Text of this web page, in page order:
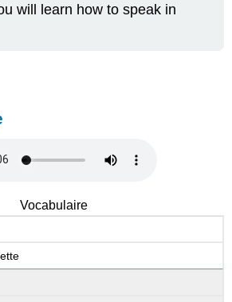
will learn how to speak in
Vocabulaire